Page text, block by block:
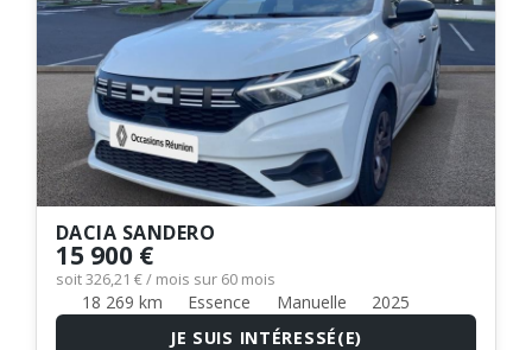
DACIA SANDERO
15 900 €
soit 326,21 € / mois sur 60 mois
18 269 km Essence Manuelle
2025
JE SUIS INTÉRESSÉ(E)